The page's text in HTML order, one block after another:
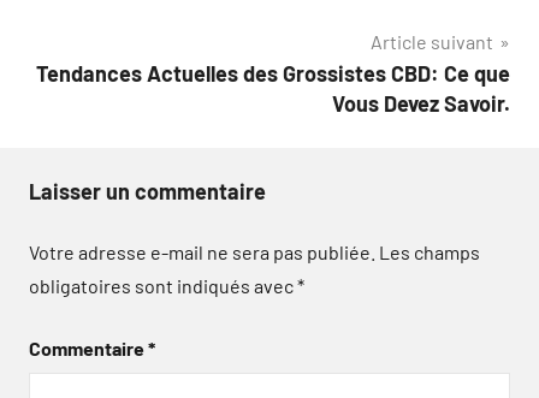
Article suivant
Tendances Actuelles des Grossistes CBD: Ce que
Vous Devez Savoir.
Laisser un commentaire
Votre adresse e-mail ne sera pas publiée. Les champs
obligatoires sont indiqués avec*
Commentaire*